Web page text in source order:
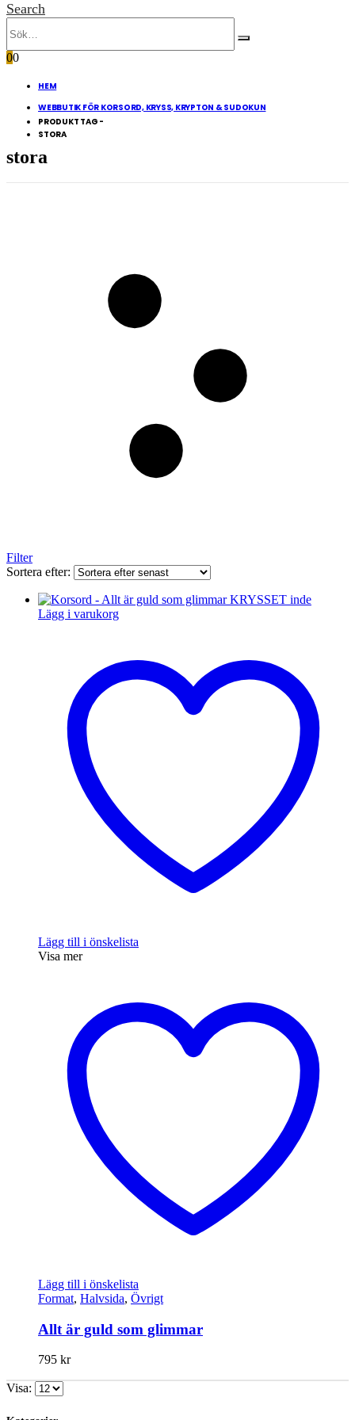
Search
00
HEM
WEBBUTIK FÖR KORSORD, KRYSS, KRYPTON & SUDOKUN
PRODUKT TAG -
STORA
stora
Filter
Sortera efter:
Lägg i varukorg
Lägg till i önskelista
Visa mer
Lägg till i önskelista
Format, Halvsida, Övrigt
Allt är guld som glimmar
795 kr
Visa: